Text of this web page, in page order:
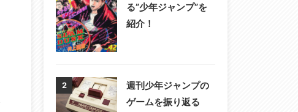
る”少年ジャンプ”を
紹介！
2
週刊少年ジャンプの
ゲームを振り返る